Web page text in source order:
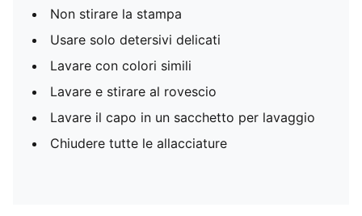
Non stirare la stampa
Usare solo detersivi delicati
Lavare con colori simili
Lavare e stirare al rovescio
Lavare il capo in un sacchetto per lavaggio
Chiudere tutte le allacciature